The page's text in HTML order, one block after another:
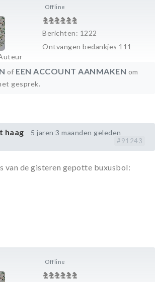
Offline
Berichten: 1222
Ontvangen bedankjes 111
of EEN ACCOUNT AANMAKEN om
gesprek.
haag 5 jaren 3 maanden geleden
#91243
Offline
van de gisteren gepotte buxusbol: